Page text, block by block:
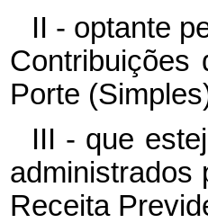
II - optante
Contribuições
Porte
III - que
administrados
Receita